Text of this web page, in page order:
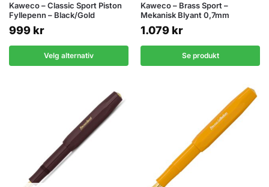
Kaweco – Classic Sport Piston
Fyllepenn – Black/Gold
999 kr
Velg alternativ
Kaweco – Brass Sport –
Mekanisk Blyant 0,7mm
1.079 kr
Se produkt